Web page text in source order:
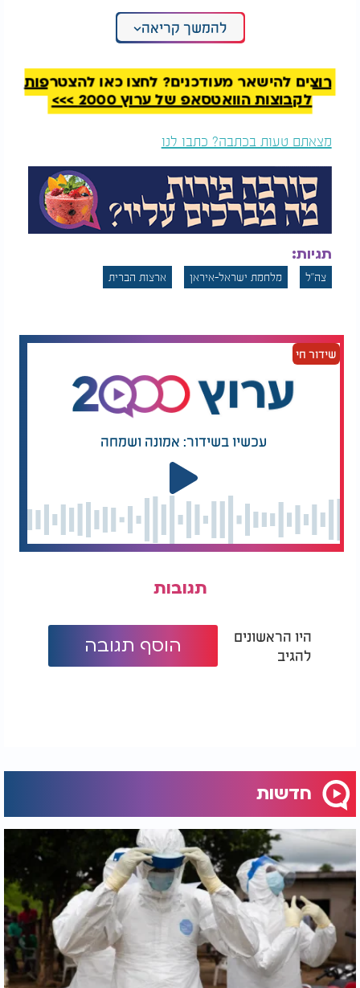
הגנרל קורילה עצמו התבטא בעבר על הברית עם
ישראל כ"ברית ברזל שאינה תלויה בזמן או באנשים",
מצה"ל נמסר: "צה"ל רואה חשיבות עצומה בקשר ההדוק
עם צבא ארצות הברית, ומודה למפקד סנטקום על
'עם כלביא'".
להמשך קריאה
רוצים להישאר מעודכנים? לחצו כאן להצטרפות
לקבוצות הוואטסאפ של ערוץ 2000 >>>
מצאתם טעות בכתבה? כתבו לנו
תגיות:
צה"ל מלחמת ישראל-איראן ארצות הברית
שידור חי
עכשיו בשידור: אמונה ושמחה
תגובות
היו הראשונים
להגיב
הוסף תגובה
חדשות